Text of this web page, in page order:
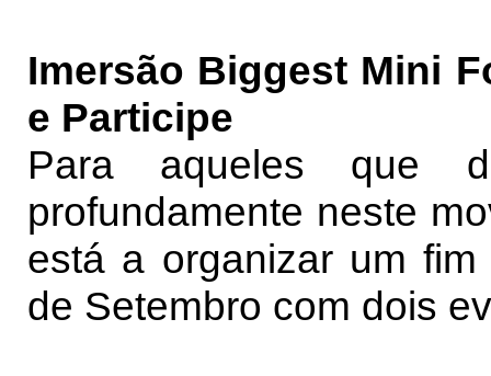
Imersão Biggest Mini
e Participe
Para aqueles que
profundamente neste
está a organizar um
de Setembro com dois